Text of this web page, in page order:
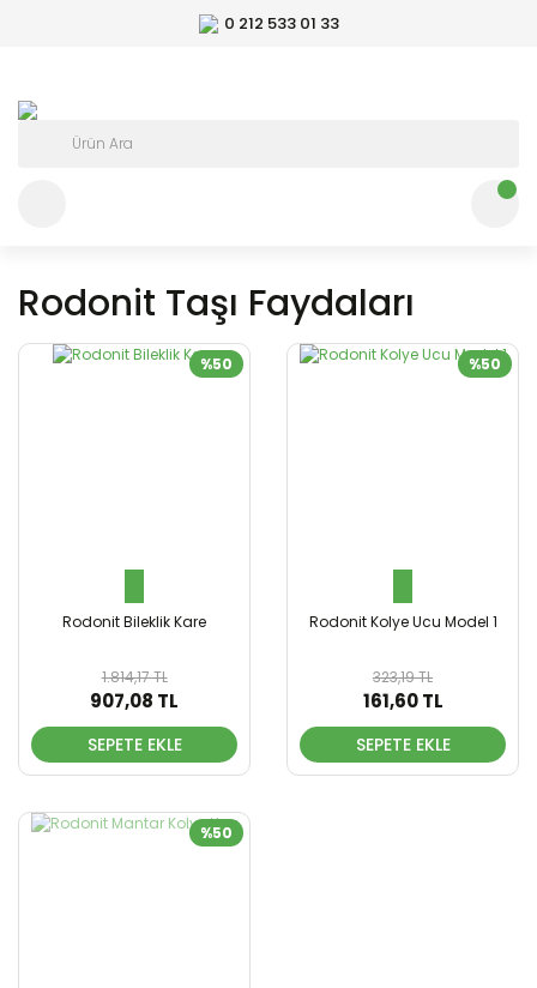
0 212 533 01 33
Rodonit Taşı Faydaları
%50
Rodonit Bileklik Kare
1.814,17 TL
907,08 TL
SEPETE EKLE
%50
Rodonit Kolye Ucu Model 1
323,19 TL
161,60 TL
SEPETE EKLE
%50